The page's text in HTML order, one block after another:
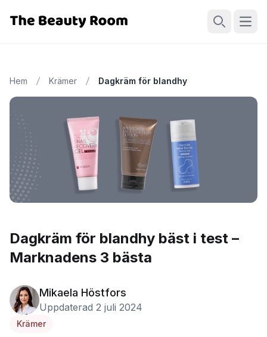
Hem Krämer Dagkräm för blandhy
Dagkräm för blandhy bäst i test –
Marknadens 3 bästa
Mikaela Höstfors
Uppdaterad 2 juli 2024
Krämer